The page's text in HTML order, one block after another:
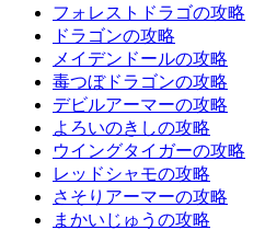
フォレストドラゴの攻略
ドラゴンの攻略
メイデンドールの攻略
毒つぼドラゴンの攻略
デビルアーマーの攻略
よろいのきしの攻略
ウイングタイガーの攻略
レッドシャモの攻略
さそりアーマーの攻略
まかいじゅうの攻略